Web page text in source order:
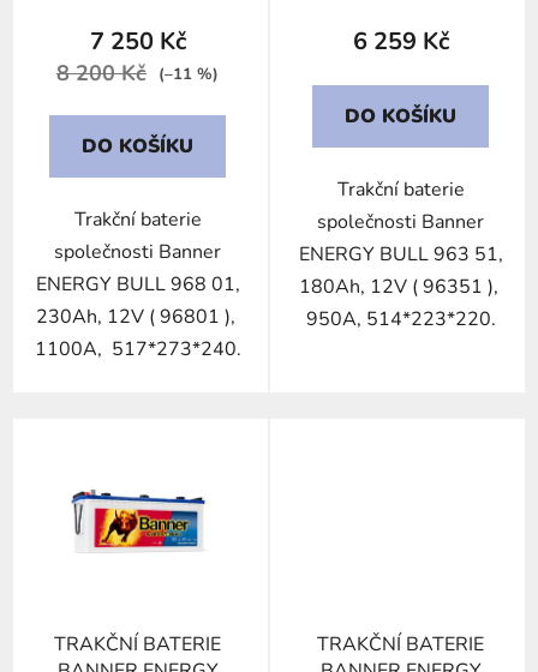
7 250 Kč
8 200 Kč (–11 %)
DO KOŠÍKU
Trakční baterie
společnosti Banner
ENERGY BULL 968 01,
230Ah, 12V ( 96801 ),
1100A, 517*273*240.
6 259 Kč
DO KOŠÍKU
Trakční baterie
společnosti Banner
ENERGY BULL 963 51,
180Ah, 12V ( 96351 ),
950A, 514*223*220.
TRAKČNÍ BATERIE
TRAKČNÍ BATERIE